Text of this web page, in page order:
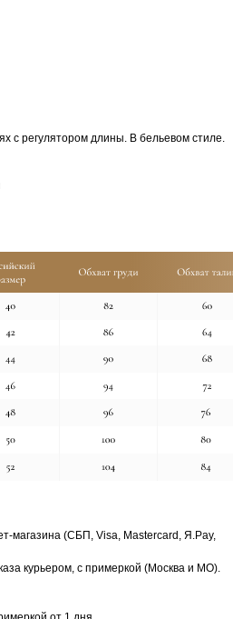
с регулятором длины. В бельевом стиле.
магазина (СБП, Visa, Mastercard, Я.Pay,
курьером, с примеркой (Москва и МО).